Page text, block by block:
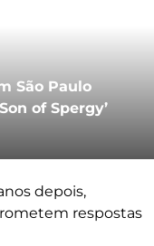
São Paulo
of Spergy’